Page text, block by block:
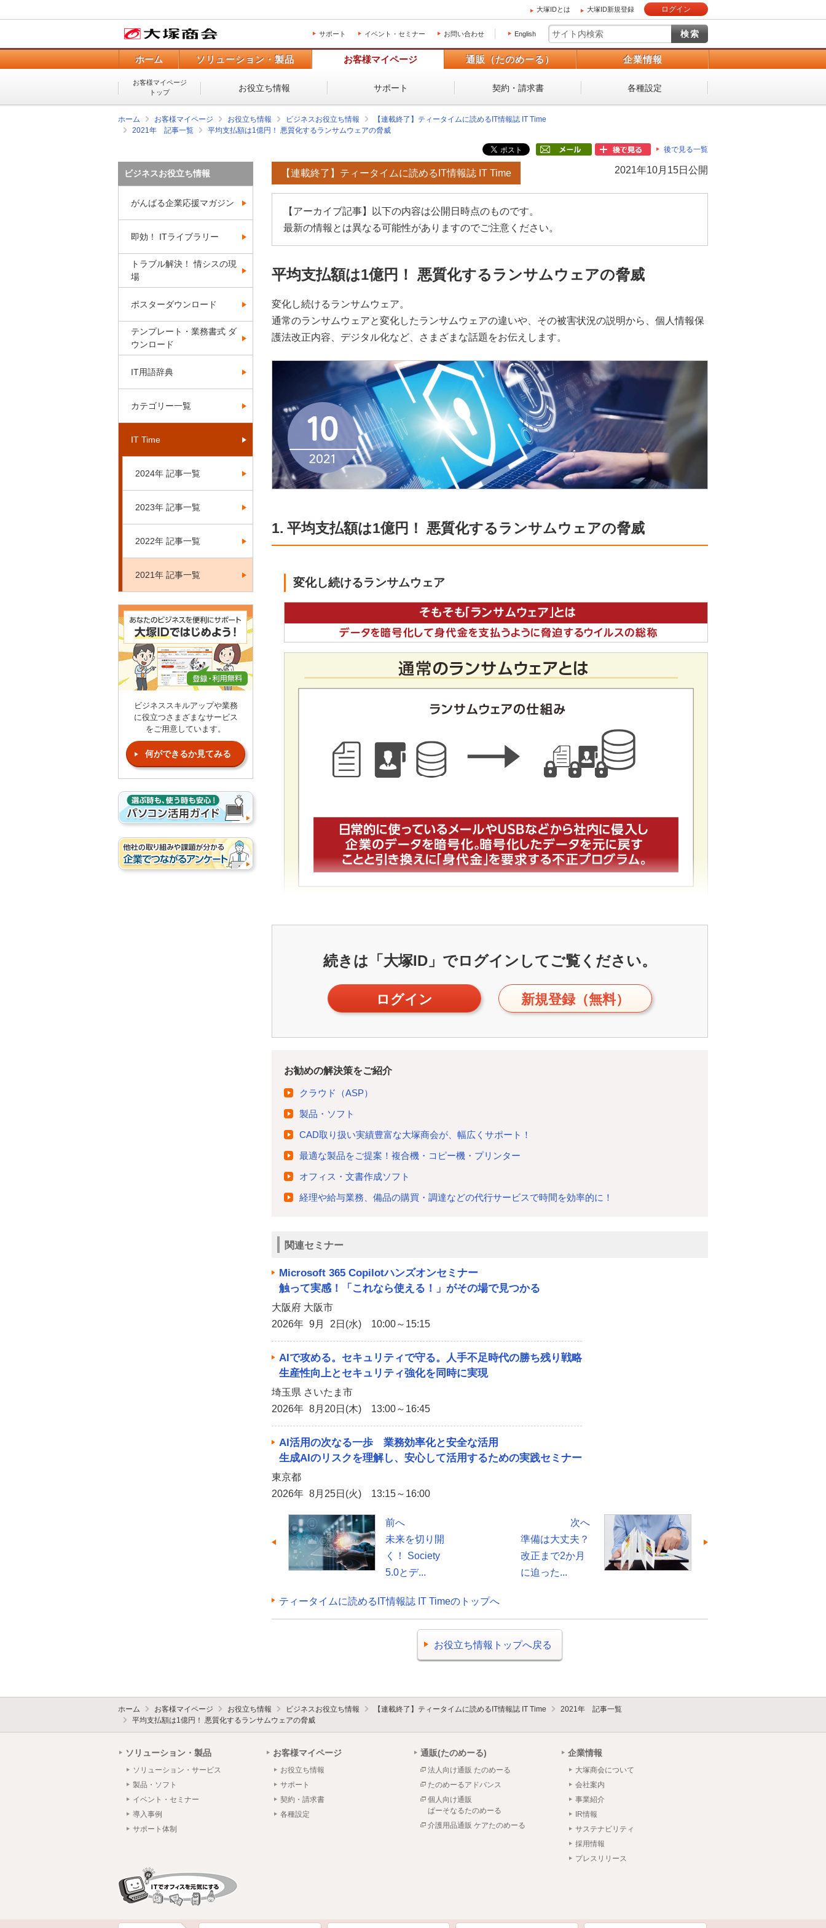
大塚IDとは 大塚ID新規登録 ログイン
サポート イベント・セミナー お問い合わせ English
ホーム ソリューション・製品 お客様マイページ 通販（たのめーる） 企業情報
お客様マイページ
トップ
お役立ち情報 サポート 契約・請求書 各種設定
ホーム お客様マイページ お役立ち情報 ビジネスお役立ち情報
【連載終了】ティータイムに読めるIT情報誌 IT Time
2021年 記事一覧
平均支払額は1億円！ 悪質化するランサムウェアの脅威
後で見る一覧
2021年10月15日公開
【連載終了】ティータイムに読めるIT情報誌 IT Time
【アーカイブ記事】以下の内容は公開日時点のものです。
最新の情報とは異なる可能性がありますのでご注意ください。
平均支払額は1億円！ 悪質化するランサムウェアの脅威
変化し続けるランサムウェア。
通常のランサムウェアと変化したランサムウェアの違いや、その被害状況の説明から、個人情報保
護法改正内容、デジタル化など、さまざまな話題をお伝えします。
1. 平均支払額は1億円！ 悪質化するランサムウェアの脅威
変化し続けるランサムウェア
続きは「大塚ID」でログインしてご覧ください。
ログイン 新規登録（無料）
お勧めの解決策をご紹介
クラウド（ASP）
製品・ソフト
CAD取り扱い実績豊富な大塚商会が、幅広くサポート！
最適な製品をご提案！複合機・コピー機・プリンター
オフィス・文書作成ソフト
経理や給与業務、備品の購買・調達などの代行サービスで時間を効率的に！
関連セミナー
Microsoft 365 Copilotハンズオンセミナー
触って実感！「これなら使える！」がその場で見つかる
大阪府 大阪市
2026年 9月 2日(水) 10:00～15:15
AIで攻める。セキュリティで守る。人手不足時代の勝ち残り戦略
生産性向上とセキュリティ強化を同時に実現
埼玉県 さいたま市
2026年 8月20日(木) 13:00～16:45
AI活用の次なる一歩 業務効率化と安全な活用
生成AIのリスクを理解し、安心して活用するための実践セミナー
東京都
2026年 8月25日(火) 13:15～16:00
前へ
未来を切り開
く！ Society
5.0とデ...
次へ
準備は大丈夫？
改正まで2か月
に迫った...
ティータイムに読めるIT情報誌 IT Timeのトップへ
お役立ち情報トップへ戻る
ビジネスお役立ち情報
がんばる企業応援マガジン
即効！ ITライブラリー
トラブル解決！ 情シスの現
場
ポスターダウンロード
テンプレート・業務書式 ダ
ウンロード
IT用語辞典
カテゴリー一覧
IT Time
2024年 記事一覧
2023年 記事一覧
2022年 記事一覧
2021年 記事一覧
ビジネススキルアップや業務
に役立つさまざまなサービス
をご用意しています。
何ができるか見てみる
ホーム お客様マイページ お役立ち情報 ビジネスお役立ち情報 【連載終了】ティータイムに読めるIT情報誌 IT Time
2021年 記事一覧
平均支払額は1億円！ 悪質化するランサムウェアの脅威
ソリューション・製品
ソリューション・サービス
製品・ソフト
イベント・セミナー
導入事例
サポート体制
お客様マイページ
お役立ち情報
サポート
契約・請求書
各種設定
通販(たのめーる)
法人向け通販 たのめーる
たのめーるアドバンス
個人向け通販
ぱーそなるたのめーる
介護用品通販 ケアたのめーる
企業情報
大塚商会について
会社案内
事業紹介
IR情報
サステナビリティ
採用情報
プレスリリース